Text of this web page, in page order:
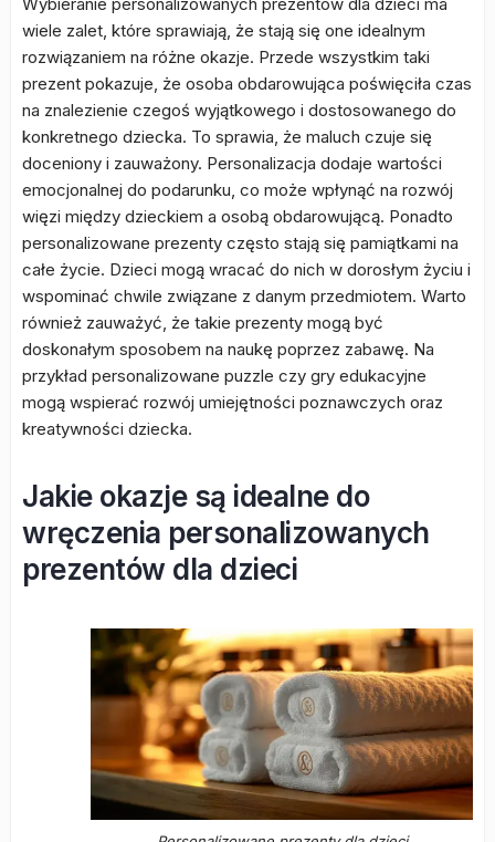
wiele zalet, które sprawiają, że stają się one idealnym
rozwiązaniem na różne okazje. Przede wszystkim taki
prezent pokazuje, że osoba obdarowująca poświęciła czas
na znalezienie czegoś wyjątkowego i dostosowanego do
konkretnego dziecka. To sprawia, że maluch czuje się
doceniony i zauważony. Personalizacja dodaje wartości
emocjonalnej do podarunku, co może wpłynąć na rozwój
więzi między dzieckiem a osobą obdarowującą. Ponadto
personalizowane prezenty często stają się pamiątkami na
całe życie. Dzieci mogą wracać do nich w dorosłym życiu i
wspominać chwile związane z danym przedmiotem. Warto
również zauważyć, że takie prezenty mogą być
doskonałym sposobem na naukę poprzez zabawę. Na
przykład personalizowane puzzle czy gry edukacyjne
mogą wspierać rozwój umiejętności poznawczych oraz
kreatywności dziecka.
Jakie okazje są idealne do
wręczenia personalizowanych
prezentów dla dzieci